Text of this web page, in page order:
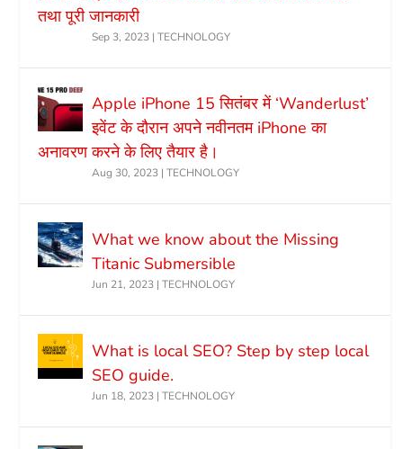
तथा पूरी जानकारी
Sep 3, 2023 |TECHNOLOGY
Apple iPhone 15 सितंबर में ‘Wanderlust’
इवेंट के दौरान अपने नवीनतम iPhone का
अनावरण करने के लिए तैयार है।
Aug 30, 2023 |TECHNOLOGY
What we know about the Missing
Titanic Submersible
Jun 21, 2023 |TECHNOLOGY
What is local SEO? Step by step local
SEO guide.
Jun 18, 2023 |TECHNOLOGY